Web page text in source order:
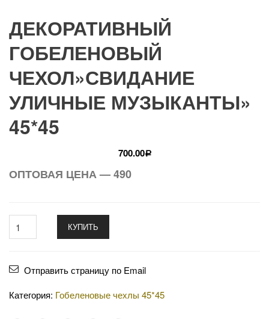
ДЕКОРАТИВНЫЙ
ГОБЕЛЕНОВЫЙ
ЧЕХОЛ»СВИДАНИЕ
УЛИЧНЫЕ МУЗЫКАНТЫ»
45*45
700.00Р
ОПТОВАЯ ЦЕНА — 490
КУПИТЬ
Отправить страницу по Email
Категория: Гобеленовые чехлы 45*45